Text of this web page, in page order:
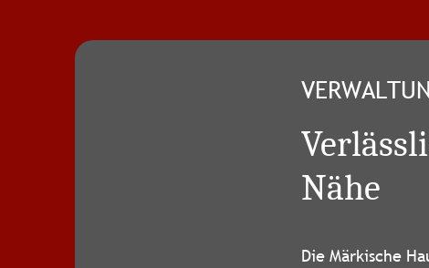
Nähe
Die Märkische